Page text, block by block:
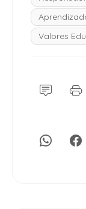
Valores